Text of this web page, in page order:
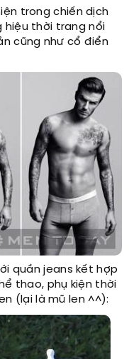
trong chiến dịch
thời trang nổi
cũng như cổ điển
quần jeans kết hợp
thao, phụ kiện thời
(lại là mũ len ^^):